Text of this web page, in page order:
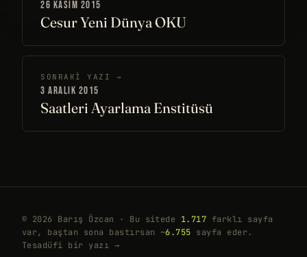
26 KASIM 2015
Cesur Yeni Dünya OKU
SONRAKI YAZI →
3 ARALIK 2015
Saatleri Ayarlama Enstitüsü
© 2026 Barış Özcan · Bu sitede 1.717 farklı sayfa
var, baştan sona bastırsan ~6.755 sayfa eder.
Tesadüfi bir yazı →